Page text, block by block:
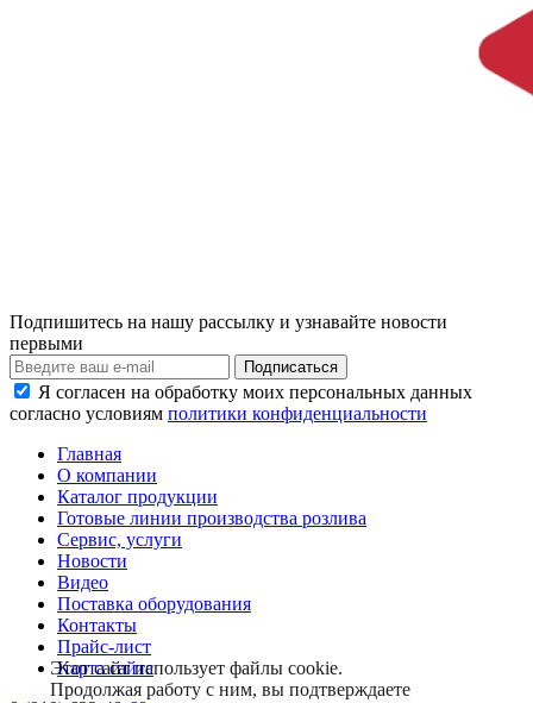
Подпишитесь на нашу рассылку и узнавайте новости
первыми
Я согласен на обработку моих персональных данных
согласно условиям политики конфиденциальности
Главная
О компании
Каталог продукции
Готовые линии производства розлива
Сервис, услуги
Новости
Видео
Поставка оборудования
Контакты
Прайс-лист
Карта сайта
Этот сайт использует файлы cookie.
Продолжая работу с ним, вы подтверждаете